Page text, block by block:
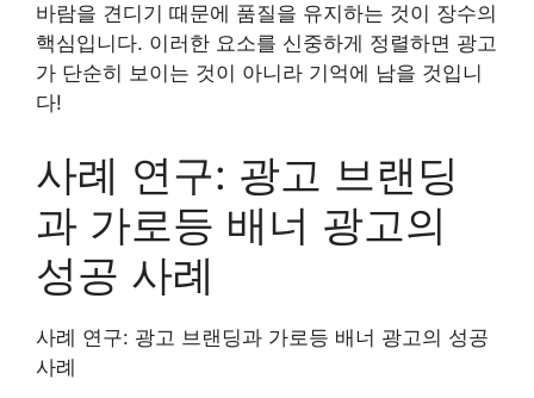
바람을 견디기 때문에 품질을 유지하는 것이 장수의
핵심입니다. 이러한 요소를 신중하게 정렬하면 광고
가 단순히 보이는 것이 아니라 기억에 남을 것입니
다!
사례 연구: 광고 브랜딩
과 가로등 배너 광고의
성공 사례
사례 연구: 광고 브랜딩과 가로등 배너 광고의 성공
사례